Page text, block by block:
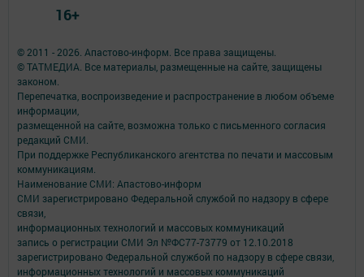
© 2011 - 2026. Апастово-информ. Все права защищены.
© ТАТМЕДИА. Все материалы, размещенные на сайте, защищены
законом.
Перепечатка, воспроизведение и распространение в любом объеме
информации,
размещенной на сайте, возможна только с письменного согласия
редакций СМИ.
При поддержке Республиканского агентства по печати и массовым
коммуникациям.
Наименование СМИ: Апастово-информ
СМИ зарегистрировано Федеральной службой по надзору в сфере
связи,
информационных технологий и массовых коммуникаций
запись о регистрации СМИ Эл №ФС77-73779 от 12.10.2018
зарегистрировано Федеральной службой по надзору в сфере связи,
информационных технологий и массовых коммуникаций
16+